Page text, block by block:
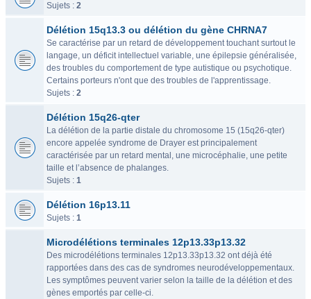
Sujets : 2
Délétion 15q13.3 ou délétion du gène CHRNA7
Se caractérise par un retard de développement touchant surtout le
langage, un déficit intellectuel variable, une épilepsie généralisée,
des troubles du comportement de type autistique ou psychotique.
Certains porteurs n'ont que des troubles de l'apprentissage.
Sujets : 2
Délétion 15q26-qter
La délétion de la partie distale du chromosome 15 (15q26-qter)
encore appelée syndrome de Drayer est principalement
caractérisée par un retard mental, une microcéphalie, une petite
taille et l’absence de phalanges.
Sujets : 1
Délétion 16p13.11
Sujets : 1
Microdélétions terminales 12p13.33p13.32
Des microdélétions terminales 12p13.33p13.32 ont déjà été
rapportées dans des cas de syndromes neurodéveloppementaux.
Les symptômes peuvent varier selon la taille de la délétion et des
gènes emportés par celle-ci.